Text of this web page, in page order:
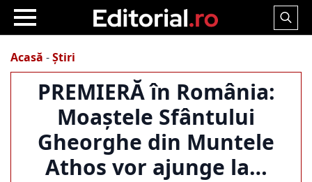
Search
Acasă -Știri
PREMIERĂ în România:
Moaștele Sfântului
Gheorghe din Muntele
Athos vor ajunge la…